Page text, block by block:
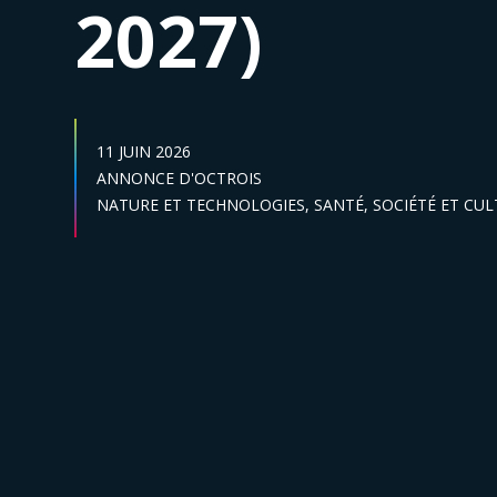
2027)
DATE DE PUBLICATION :
11 JUIN 2026
Catégories :
ANNONCE D'OCTROIS
Secteur :
NATURE ET TECHNOLOGIES, SANTÉ, SOCIÉTÉ ET